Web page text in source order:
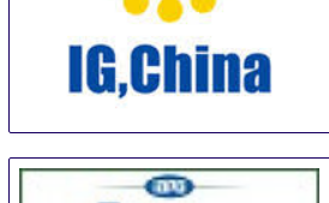
19 Sep-20 Sep
Hangzhou area